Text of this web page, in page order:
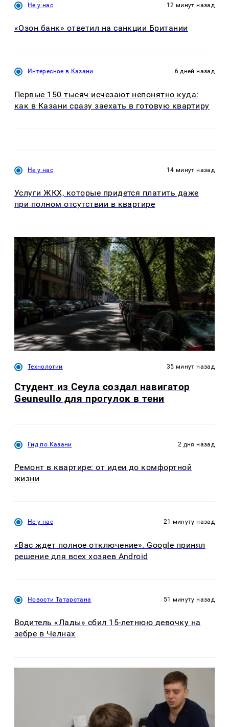
Не у нас 12 минут назад
«Озон банк» ответил на санкции Британии
Интересное в Казани 6 дней назад
Первые 150 тысяч исчезают непонятно куда:
как в Казани сразу заехать в готовую квартиру
Не у нас 14 минут назад
Услуги ЖКХ, которые придется платить даже
при полном отсутствии в квартире
Технологии 35 минут назад
Студент из Сеула создал навигатор
Geuneullo для прогулок в тени
Гид по Казани 2 дня назад
Ремонт в квартире: от идеи до комфортной
жизни
Не у нас 21 минуту назад
«Вас ждет полное отключение». Google принял
решение для всех хозяев Android
Новости Татарстана 51 минуту назад
Водитель «Лады» сбил 15-летнюю девочку на
зебре в Челнах